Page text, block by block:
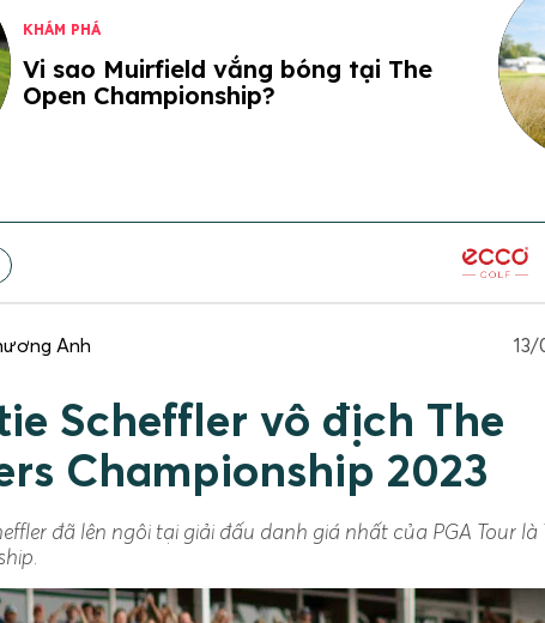
KHÁM PHÁ
Vi sao Muirfield vắng bóng tại The
Open Championship?
Anh 13/
Scheffler vô địch The
Championship 2023
đã lên ngôi tại giải đấu danh giá nhất của PGA Tour là